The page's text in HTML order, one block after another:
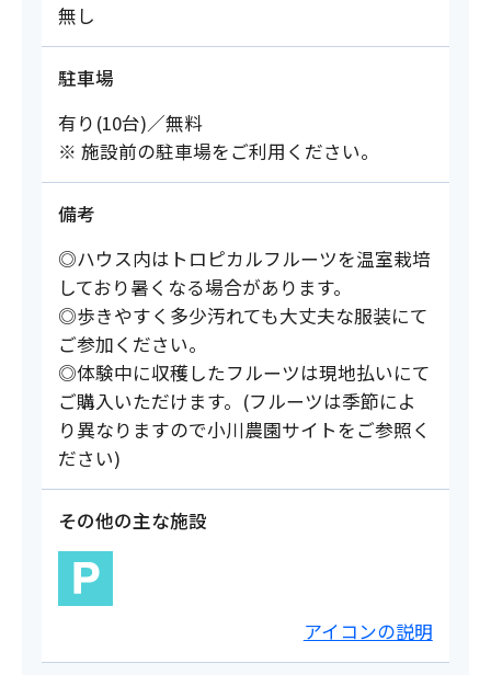
無し
駐車場
有り(10台)／無料
※ 施設前の駐車場をご利用ください。
備考
◎ハウス内はトロピカルフルーツを温室栽培
しており暑くなる場合があります。
◎歩きやすく多少汚れても大丈夫な服装にて
ご参加ください。
◎体験中に収穫したフルーツは現地払いにて
ご購入いただけます。(フルーツは季節によ
り異なりますので小川農園サイトをご参照く
ださい)
その他の主な施設
アイコンの説明